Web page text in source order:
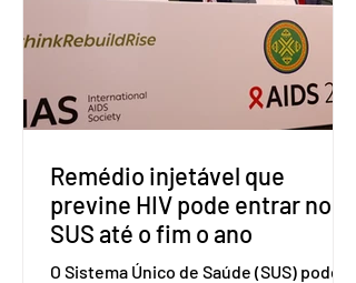
divulgada pelo Ministério das Relações
Exteriores, o Brasil considera que as
incompatíveis com as obrigações
assumidas pelos Estados Unid
Remédio injetável que
previne HIV pode entrar no
SUS até o fim o ano
O Sistema Único de Saúde (SUS) pode